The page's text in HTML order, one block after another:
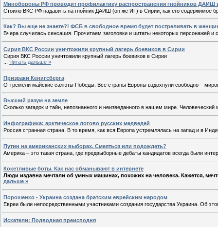
Минобороны РФ проводит профилактику распространения гнойников ДАИШ
Стоило ВКС РФ надавить на гнойник ДАИШ (он же ИГ) в Сирии, как его содержимое
Как? Вы еще не знаете?! ФСБ в свободное время будет постреливать в
Вчера случилась сенсация. Прочитаем заголовки и цитаты некоторых
Сирия ВКС России уничтожили крупный лагерь боевиков в Сирии
Сирия ВКС России уничтожили крупный лагерь боевиков в Сирии
Читать дальше »
Призраки Кенигсберга
Отгремели майские салюты Победы. Все страны Европы вздохнули свободно –
Высший разум на земле
Сколько загадок и тайн, непознанного и неизведанного в нашем мире.
Инфографика: арктическое логово русских медведей
Россия странная страна. В то время, как вся Европа устремлялась на запад и в
Путин на американских выборах. Смеяться или подождать?
Америка – это такая страна, где предвыборные дебаты кандидатов всегда были
Кокетливые боты. Как нас обманывают в интернете
Люди издавна мечтали об умных машинах, похожих на человека. Кажется,
дальше »
Порошенко - Украина создана братским еврейским народом
Евреи были непосредственными участниками создания государства Украина. Об
Искатели: Подводная преисподня